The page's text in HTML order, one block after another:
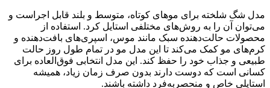
مدل شگ شلخته برای موهای کوتاه، متوسط و بلند قابل اجراست و
می‌توان آن را به روش‌های مختلفی استایل کرد. استفاده از
محصولات حالت‌دهنده سبک مانند موس، اسپری‌های بافت‌دهنده و
کرم‌های مو کمک می‌کند تا این مدل مو در تمام طول روز حالت
طبیعی و جذاب خود را حفظ کند. این مدل انتخابی فوق‌العاده برای
کسانی است که دوست دارند بدون صرف زمان زیاد، همیشه
استایلی خاص و منحصر‌به‌فرد داشته باشند.